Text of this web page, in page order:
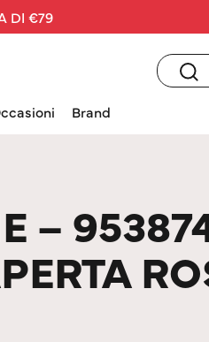
DI €79
Brand
–